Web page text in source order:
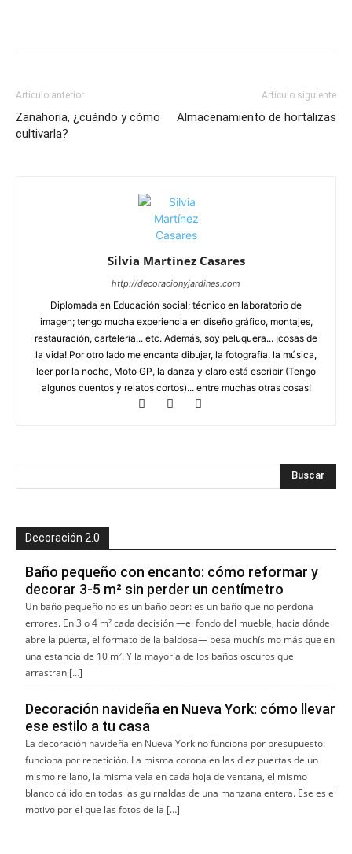
Artículo anterior
Zanahoria, ¿cuándo y cómo
cultivarla?
Artículo siguiente
Almacenamiento de hortalizas
Silvia Martínez Casares
http://decoracionyjardines.com
Diplomada en Educación social; técnico en laboratorio de
imagen; tengo mucha experiencia en diseño gráfico, montajes,
restauración, carteleria... etc. Además, soy peluquera... ¡cosas de
la vida! Por otro lado me encanta dibujar, la fotografía, la música,
leer por la noche, Moto GP, la danza y claro está escribir (Tengo
algunos cuentos y relatos cortos)... entre muchas otras cosas!
Decoración 2.0
Baño pequeño con encanto: cómo reformar y
decorar 3-5 m² sin perder un centímetro
Un baño pequeño no es un baño peor: es un baño que no perdona
errores. En 3 o 4 m² cada decisión —el fondo del mueble, hacia dónde
abre la puerta, el formato de la baldosa— pesa muchísimo más que en
una estancia de 10 m². Y la mayoría de los baños oscuros que
arrastran […]
Decoración navideña en Nueva York: cómo llevar
ese estilo a tu casa
La decoración navideña en Nueva York no funciona por presupuesto:
funciona por repetición. La misma corona en las diez puertas de un
mismo rellano, la misma vela en cada hoja de ventana, el mismo
blanco cálido en todas las guirnaldas de una manzana entera. Ese es el
motivo por el que las fotos de la […]